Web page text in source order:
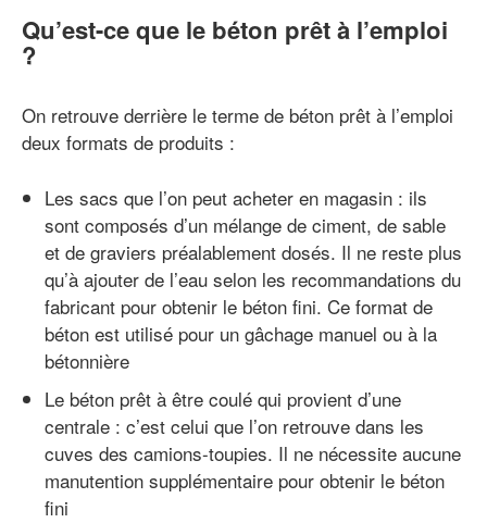
Qu’est-ce que le béton prêt à l’emploi
?
On retrouve derrière le terme de béton prêt à l’emploi
deux formats de produits :
Les sacs que l’on peut acheter en magasin : ils
sont composés d’un mélange de ciment, de sable
et de graviers préalablement dosés. Il ne reste plus
qu’à ajouter de l’eau selon les recommandations du
fabricant pour obtenir le béton fini. Ce format de
béton est utilisé pour un gâchage manuel ou à la
bétonnière
Le béton prêt à être coulé qui provient d’une
centrale : c’est celui que l’on retrouve dans les
cuves des camions-toupies. Il ne nécessite aucune
manutention supplémentaire pour obtenir le béton
fini